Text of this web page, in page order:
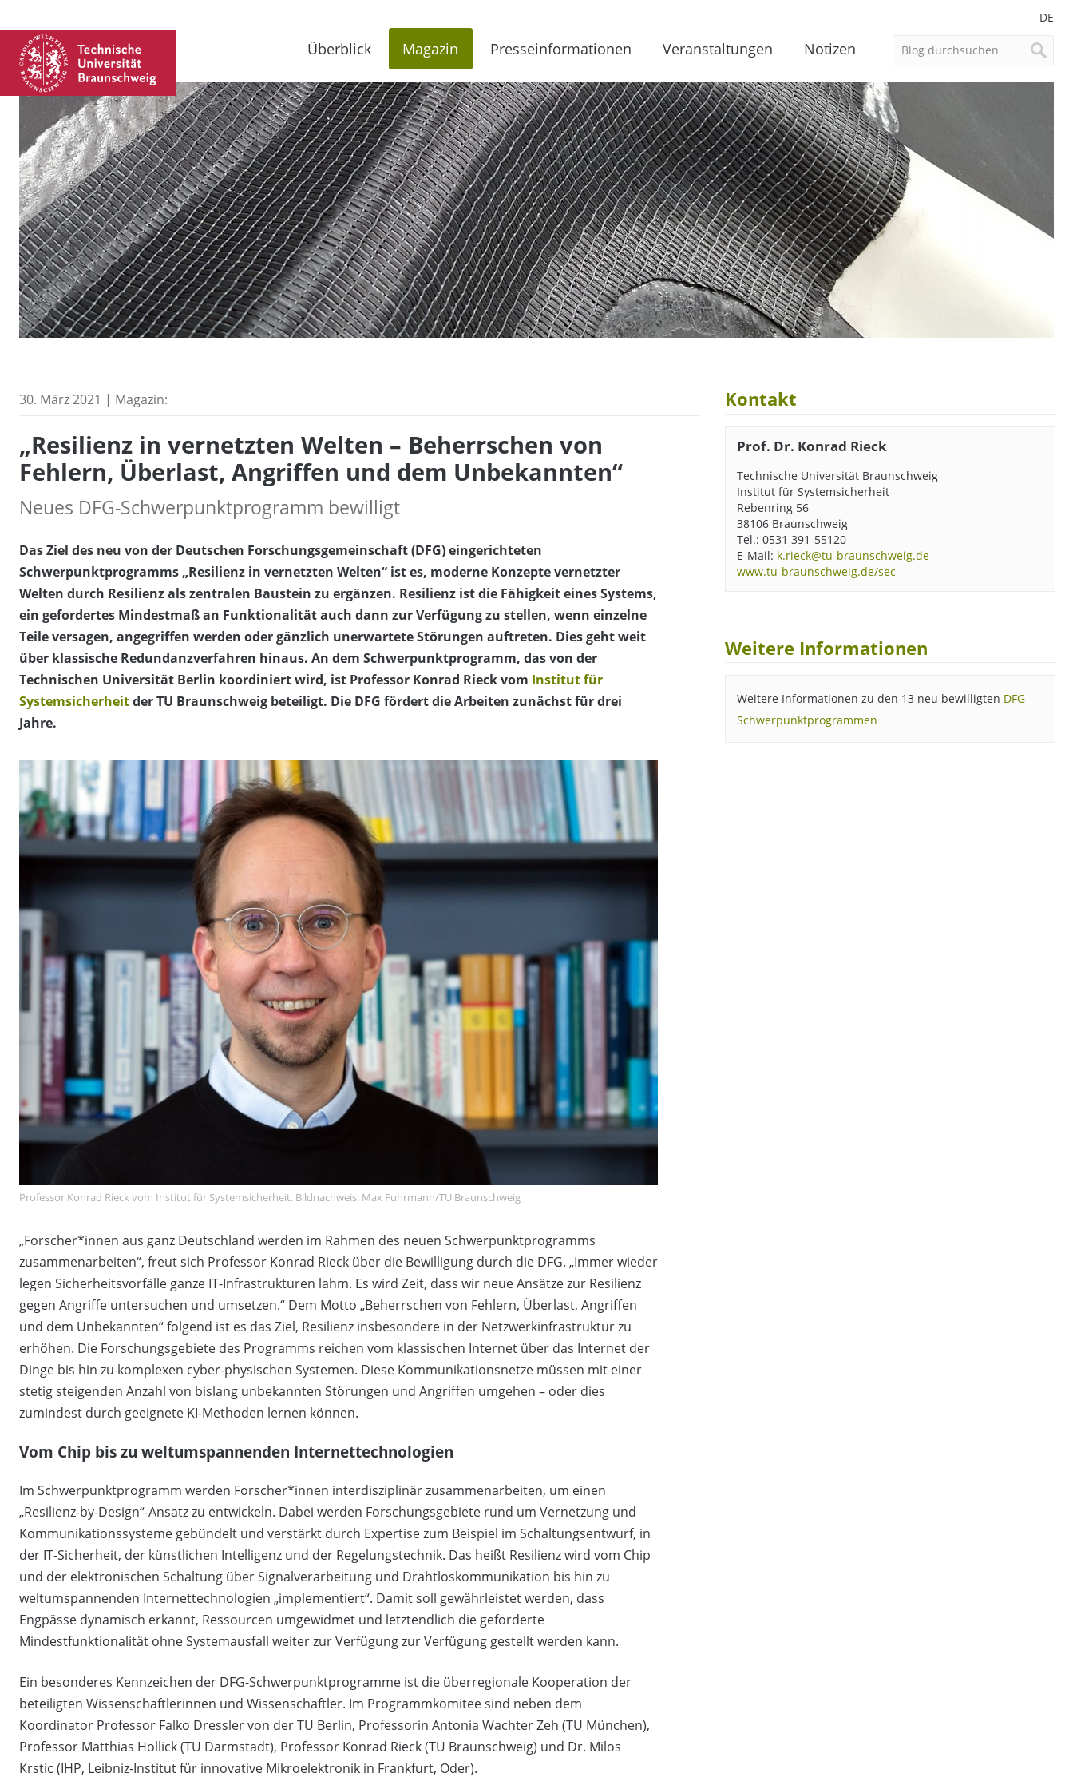
DE
Überblick Magazin Presseinformationen Veranstaltungen Notizen
30. März 2021 | Magazin:
„Resilienz in vernetzten Welten – Beherrschen von
Fehlern, Überlast, Angriffen und dem Unbekannten“
Neues DFG-Schwerpunktprogramm bewilligt
Das Ziel des neu von der Deutschen Forschungsgemeinschaft (DFG) eingerichteten
Schwerpunktprogramms „Resilienz in vernetzten Welten“ ist es, moderne Konzepte vernetzter
Welten durch Resilienz als zentralen Baustein zu ergänzen. Resilienz ist die Fähigkeit eines Systems,
ein gefordertes Mindestmaß an Funktionalität auch dann zur Verfügung zu stellen, wenn einzelne
Teile versagen, angegriffen werden oder gänzlich unerwartete Störungen auftreten. Dies geht weit
über klassische Redundanzverfahren hinaus. An dem Schwerpunktprogramm, das von der
Technischen Universität Berlin koordiniert wird, ist Professor Konrad Rieck vom Institut für
Systemsicherheitder TU Braunschweig beteiligt. Die DFG fördert die Arbeiten zunächst für drei
Jahre.
Professor Konrad Rieck vom Institut für Systemsicherheit. Bildnachweis: Max Fuhrmann/TU Braunschweig
„Forscher*innen aus ganz Deutschland werden im Rahmen des neuen Schwerpunktprogramms
zusammenarbeiten“, freut sich Professor Konrad Rieck über die Bewilligung durch die DFG. „Immer wieder
legen Sicherheitsvorfälle ganze IT-Infrastrukturen lahm. Es wird Zeit, dass wir neue Ansätze zur Resilienz
gegen Angriffe untersuchen und umsetzen.“ Dem Motto „Beherrschen von Fehlern, Überlast, Angriffen
und dem Unbekannten“ folgend ist es das Ziel, Resilienz insbesondere in der Netzwerkinfrastruktur zu
erhöhen. Die Forschungsgebiete des Programms reichen vom klassischen Internet über das Internet der
Dinge bis hin zu komplexen cyber-physischen Systemen. Diese Kommunikationsnetze müssen mit einer
stetig steigenden Anzahl von bislang unbekannten Störungen und Angriffen umgehen – oder dies
zumindest durch geeignete KI-Methoden lernen können.
Vom Chip bis zu weltumspannenden Internettechnologien
Im Schwerpunktprogramm werden Forscher*innen interdisziplinär zusammenarbeiten, um einen
„Resilienz-by-Design“-Ansatz zu entwickeln. Dabei werden Forschungsgebiete rund um Vernetzung und
Kommunikationssysteme gebündelt und verstärkt durch Expertise zum Beispiel im Schaltungsentwurf, in
der IT-Sicherheit, der künstlichen Intelligenz und der Regelungstechnik. Das heißt Resilienz wird vom Chip
und der elektronischen Schaltung über Signalverarbeitung und Drahtloskommunikation bis hin zu
weltumspannenden Internettechnologien „implementiert“. Damit soll gewährleistet werden, dass
Engpässe dynamisch erkannt, Ressourcen umgewidmet und letztendlich die geforderte
Mindestfunktionalität ohne Systemausfall weiter zur Verfügung zur Verfügung gestellt werden kann.
Ein besonderes Kennzeichen der DFG-Schwerpunktprogramme ist die überregionale Kooperation der
beteiligten Wissenschaftlerinnen und Wissenschaftler. Im Programmkomitee sind neben dem
Koordinator Professor Falko Dressler von der TU Berlin, Professorin Antonia Wachter Zeh (TU München),
Professor Matthias Hollick (TU Darmstadt), Professor Konrad Rieck (TU Braunschweig) und Dr. Milos
Krstic (IHP, Leibniz-Institut für innovative Mikroelektronik in Frankfurt, Oder).
Kontakt
Prof. Dr. Konrad Rieck
Technische Universität Braunschweig
Institut für Systemsicherheit
Rebenring 56
38106 Braunschweig
Tel.: 0531 391-55120
E-Mail: k.rieck@tu-braunschweig.de
www.tu-braunschweig.de/sec
Weitere Informationen
Weitere Informationen zu den 13 neu bewilligten DFG-
Schwerpunktprogrammen